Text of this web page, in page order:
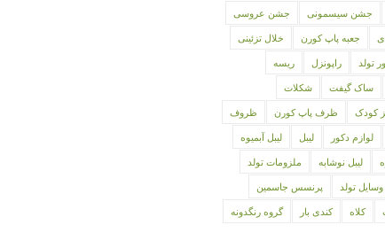
جشن سیسمونی
جشن عروسی
جعبه پاپ کورن
خلال تزئینی
تولد
راپونزل
ریسه
ساک گیفت
شکلات
کودک
ظرف پاپ کورن
ظروف
لوازم دکور
لیبل
لیبل آبمیوه
لیبل نوشابه
ملزومات تولد
وسایل تولد
پرنسس جاسمین
کلاه کندی بار گروه رنگدونه